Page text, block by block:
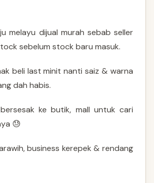
melayu dijual murah sebab seller
sebelum stock baru masuk.
beli last minit nanti saiz & warna
dah habis.
ke butik, mall untuk cari
😓
business kerepek & rendang